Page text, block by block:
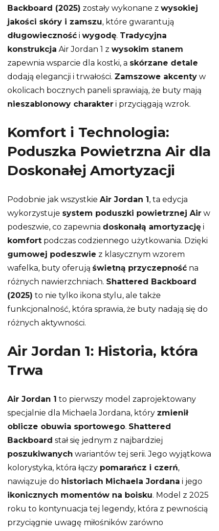
Backboard (2025) zostały wykonane z wysokiej
jakości skóry i zamszu, które gwarantują
długowieczność i wygodę. Tradycyjna
konstrukcja Air Jordan 1 z wysokim stanem
zapewnia wsparcie dla kostki, a skórzane detale
dodają elegancji i trwałości. Zamszowe akcenty w
okolicach bocznych paneli sprawiają, że buty mają
nieszablonowy charakter i przyciągają wzrok.
Komfort i Technologia:
Poduszka Powietrzna Air dla
Doskonałej Amortyzacji
Podobnie jak wszystkie Air Jordan 1, ta edycja
wykorzystuje system poduszki powietrznej Air w
podeszwie, co zapewnia doskonałą amortyzację i
komfort podczas codziennego użytkowania. Dzięki
gumowej podeszwie z klasycznym wzorem
wafelka, buty oferują świetną przyczepność na
różnych nawierzchniach. Shattered Backboard
(2025) to nie tylko ikona stylu, ale także
funkcjonalność, która sprawia, że buty nadają się do
różnych aktywności.
Air Jordan 1: Historia, która
Trwa
Air Jordan 1 to pierwszy model zaprojektowany
specjalnie dla Michaela Jordana, który zmienił
oblicze obuwia sportowego. Shattered
Backboard stał się jednym z najbardziej
poszukiwanych wariantów tej serii. Jego wyjątkowa
kolorystyka, która łączy pomarańcz i czerń,
nawiązuje do historiach Michaela Jordana i jego
ikonicznych momentów na boisku. Model z 2025
roku to kontynuacja tej legendy, która z pewnością
przyciągnie uwagę miłośników zarówno